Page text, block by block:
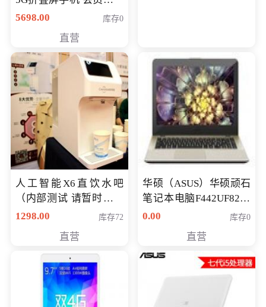
购买价格 4998元
5698.00 库存0
直营
人工智能X6直饮水吧
（内部测试 请暂时不要
购买）
1298.00 库存72
直营
华硕（ASUS）华硕顽石
笔记本电脑F442UF8250
八代独显轻薄办公商务
0.00 库存0
直营